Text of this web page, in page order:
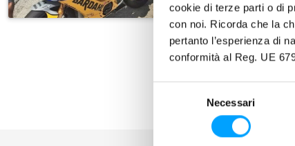
cookie di terze parti o di
con noi. Ricorda che la
pertanto l’esperienza di
conformità al Reg. UE
Necessari